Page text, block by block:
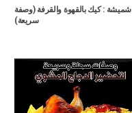
شميشة : كيك بالقهوة والقرفة (وصفة
سريعة)